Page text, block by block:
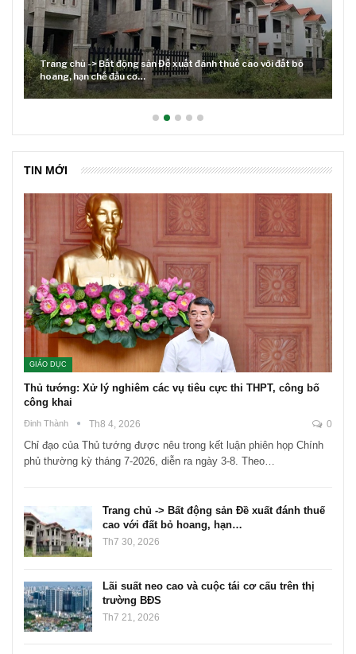
Lãi suất neo cao và cuộc tái cơ cấu trên thị trường BĐS
TIN MỚI
GIÁO DỤC
Thủ tướng: Xử lý nghiêm các vụ tiêu cực thi THPT, công bố
công khai
Đinh Thành Th8 4, 2026 0
Chỉ đạo của Thủ tướng được nêu trong kết luận phiên họp Chính
phủ thường kỳ tháng 7-2026, diễn ra ngày 3-8. Theo…
Trang chủ -> Bất động sản Đề xuất đánh thuế
cao với đất bỏ hoang, hạn…
Th7 30, 2026
Lãi suất neo cao và cuộc tái cơ cấu trên thị
trường BĐS
Th7 21, 2026